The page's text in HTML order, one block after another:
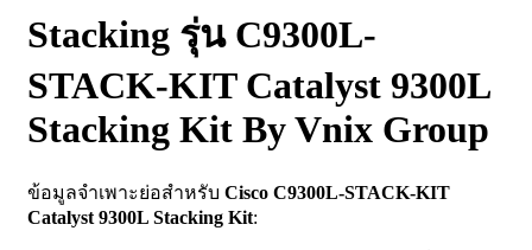
Stacking รุ่น C9300L-
STACK-KIT Catalyst 9300L
Stacking Kit By Vnix Group
ข้อมูลจำเพาะย่อสำหรับ Cisco C9300L-STACK-KIT
Catalyst 9300L Stacking Kit: